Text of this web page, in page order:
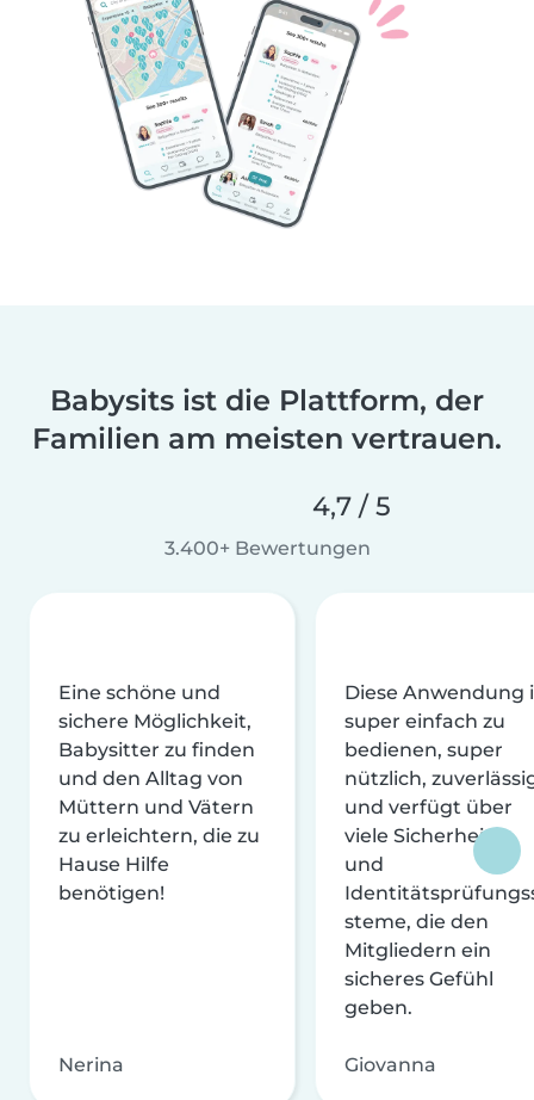
Babysits ist die Plattform, der
Familien am meisten vertrauen.
4,7 / 5
3.400+ Bewertungen
Eine schöne und
sichere Möglichkeit,
Babysitter zu finden
und den Alltag von
Müttern und Vätern
zu erleichtern, die zu
Hause Hilfe
benötigen!
Nerina
Diese Anwendung
super einfach zu
bedienen, super
nützlich,
und verfügt über
viele Sicherheits-
und
steme, die den
Mitgliedern ein
sicheres Gefühl
geben.
Giovanna